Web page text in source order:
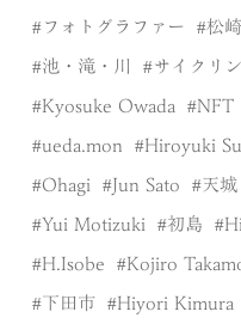
フォトグラファー 松崎
池・滝・川 サイクリ
Kyosuke Owada NFT
ueda.mon Hiroyuki
Ohagi Jun Sato 天城
Yui Motizuki 初島
H.Isobe Kojiro
下田市 Hiyori Kimura